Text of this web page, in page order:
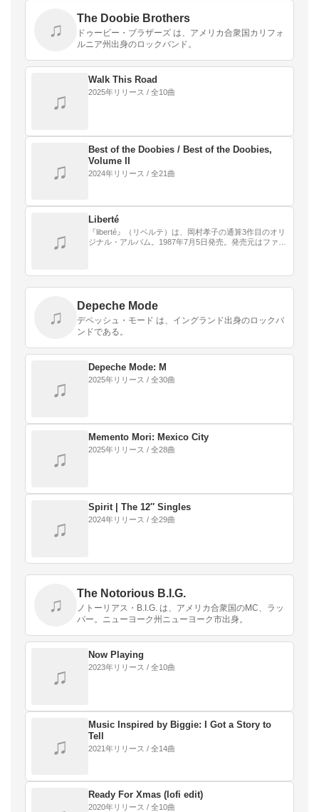
♫
The Doobie Brothers
ドゥービー・ブラザーズ は、アメリカ合衆国カリフォ
ルニア州出身のロックバンド。
♫
Walk This Road
2025年リリース / 全10曲
♫
Best of the Doobies / Best of the Doobies,
Volume II
2024年リリース / 全21曲
♫
Liberté
『liberté』（リベルテ）は、岡村孝子の通算3作目のオリ
ジナル・アルバム。1987年7月5日発売。発売元はファン
♫
Depeche Mode
デペッシュ・モード は、イングランド出身のロックバ
ンドである。
♫
Depeche Mode: M
2025年リリース / 全30曲
♫
Memento Mori: Mexico City
2025年リリース / 全28曲
♫
Spirit | The 12″ Singles
2024年リリース / 全29曲
♫
The Notorious B.I.G.
ノトーリアス・B.I.G. は、アメリカ合衆国のMC、ラッ
パー。ニューヨーク州ニューヨーク市出身。
♫
Now Playing
2023年リリース / 全10曲
♫
Music Inspired by Biggie: I Got a Story to
Tell
2021年リリース / 全14曲
Ready For Xmas (lofi edit)
2020年リリース / 全10曲